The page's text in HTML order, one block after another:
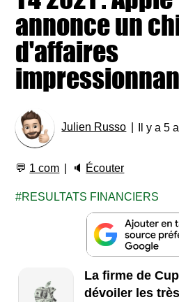
annonce un
d'affaires
Julien Russo Il y a 5
💬 1 com 🔈 Écouter
RESULTATS FINANCIERS
La firme de
dévoiler les